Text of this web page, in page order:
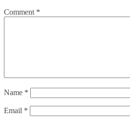
Comment *
Name *
Email *